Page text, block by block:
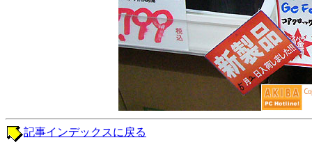
記事インデックスに戻る